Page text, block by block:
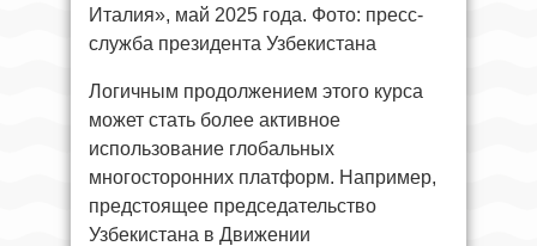
Италия», май 2025 года. Фото: пресс-
служба президента Узбекистана
Логичным продолжением этого курса
может стать более активное
использование глобальных
многосторонних платформ. Например,
предстоящее председательство
Узбекистана в Движении